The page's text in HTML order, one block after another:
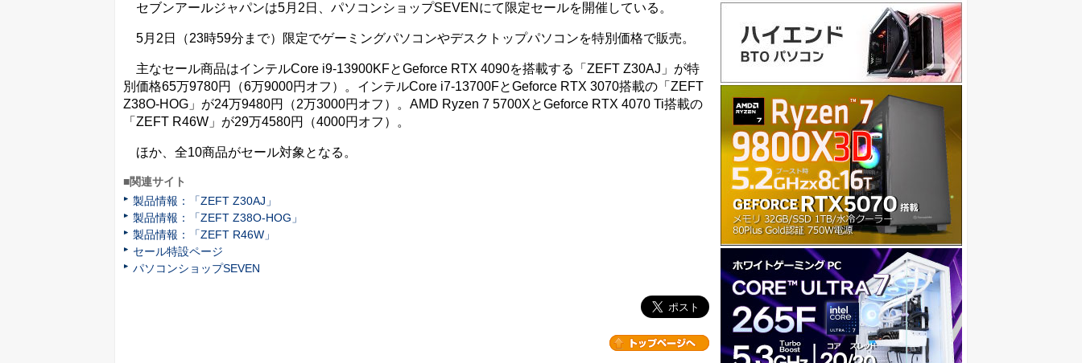
セブンアールジャパンは5月2日、パソコンショップSEVENにて限定セールを開催している。
5月2日（23時59分まで）限定でゲーミングパソコンやデスクトップパソコンを特別価格で販売。
主なセール商品はインテルCore i9-13900KFとGeforce RTX 4090を搭載する「ZEFT Z30AJ」が特
別価格65万9780円（6万9000円オフ）。インテルCore i7-13700FとGeforce RTX 3070搭載の「ZEFT
Z38O-HOG」が24万9480円（2万3000円オフ）。AMD Ryzen 7 5700XとGeforce RTX 4070 Ti搭載の
「ZEFT R46W」が29万4580円（4000円オフ）。
ほか、全10商品がセール対象となる。
■関連サイト
製品情報：「ZEFT Z30AJ」
製品情報：「ZEFT Z38O-HOG」
製品情報：「ZEFT R46W」
セール特設ページ
パソコンショップSEVEN